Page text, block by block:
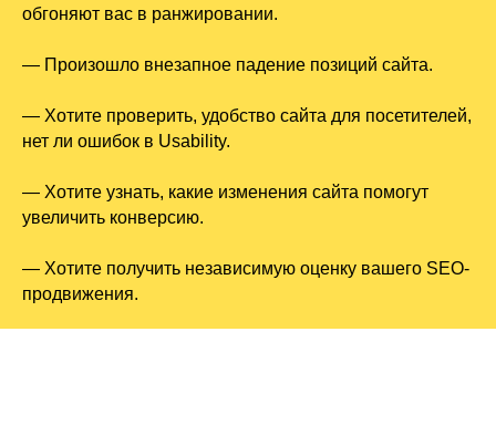
обгоняют вас в ранжировании.
— Произошло внезапное падение позиций сайта.
— Хотите проверить, удобство сайта для посетителей,
нет ли ошибок в Usability.
— Хотите узнать, какие изменения сайта помогут
увеличить конверсию.
— Хотите получить независимую оценку вашего SEO-
продвижения.